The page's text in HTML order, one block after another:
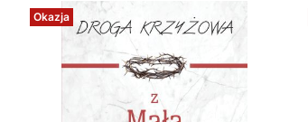
Okazja